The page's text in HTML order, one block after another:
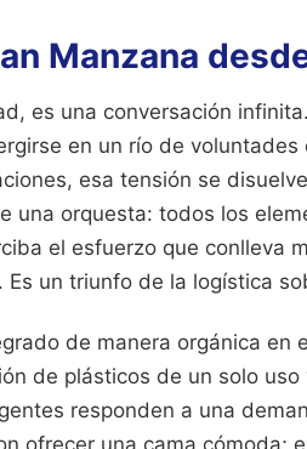
Manzana
es una conversación
en un río de
esa tensión se
una orquesta: todos los
el esfuerzo que conlleva
un triunfo de la logística
de manera orgánica en
de plásticos de un solo
responden a una
ofrecer una cama cómoda;